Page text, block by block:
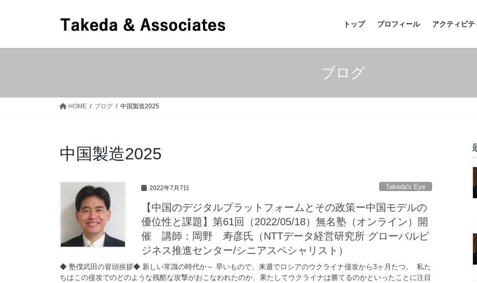
トップ プロフィール アクティビテ
ブログ
HOME ブログ 中国製造2025
中国製造2025
2022年7月7日 Takeda's Eye
【中国のデジタルプラットフォームとその政策ー中国モデルの
優位性と課題】第61回（2022/05/18）無名塾（オンライン）開
催 講師：岡野 寿彦氏（NTTデータ経営研究所 グローバルビ
ジネス推進センター/シニアスペシャリスト）
◆ 塾僕武田の冒頭挨拶◆ 新しい常識の時代か～ 早いもので、来週でロシアのウクライナ侵攻から3ヶ月たつ。 私た
ちはこの侵攻でのどのような残酷な攻撃がおこなわれたのか、果たしてウクライナは勝てるのかといったことに注目